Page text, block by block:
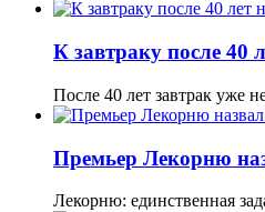
К завтраку после 40
После 40 лет завтрак уже
Премьер Лекорню
Лекорню: единственная